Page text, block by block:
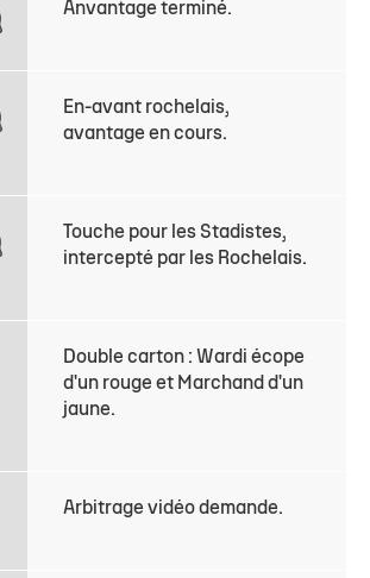
Anvantage terminé.
En-avant rochelais,
avantage en cours.
Touche pour les Stadistes,
intercepté par les Rochelais.
Double carton : Wardi écope
d'un rouge et Marchand d'un
jaune.
Arbitrage vidéo demande.